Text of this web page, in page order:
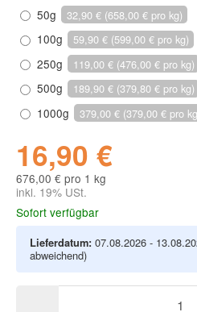
50g 32,90 € (658,00 € pro kg)
100g 59,90 € (599,00 € pro kg)
250g 119,00 € (476,00 € pro kg)
500g 189,90 € (379,80 € pro kg)
1000g 379,00 € (379,00 € pro
16,90 €
676,00 € pro 1 kg
inkl. 19% USt.
Sofort verfügbar
Lieferdatum: 07.08.2026 -
abweichend)